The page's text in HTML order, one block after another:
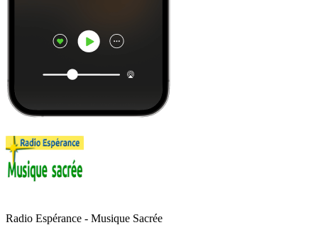
Radio Espérance - Musique Sacrée